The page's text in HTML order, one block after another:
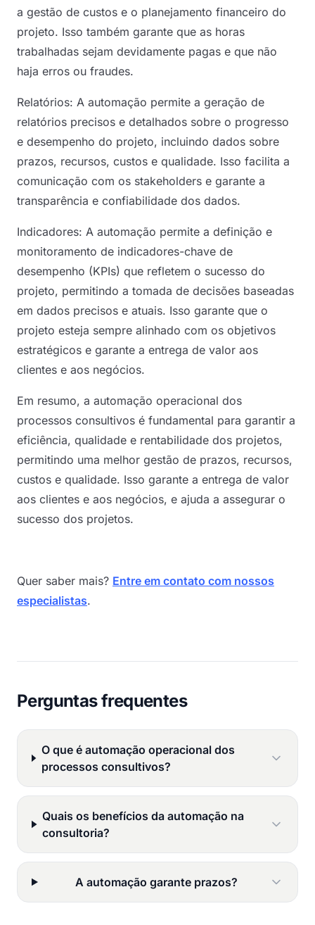
a gestão de custos e o planejamento financeiro do
projeto. Isso também garante que as horas
trabalhadas sejam devidamente pagas e que não
haja erros ou fraudes.
Relatórios: A automação permite a geração de
relatórios precisos e detalhados sobre o progresso
e desempenho do projeto, incluindo dados sobre
prazos, recursos, custos e qualidade. Isso facilita a
comunicação com os stakeholders e garante a
transparência e confiabilidade dos dados.
Indicadores: A automação permite a definição e
monitoramento de indicadores-chave de
desempenho (KPIs) que refletem o sucesso do
projeto, permitindo a tomada de decisões baseadas
em dados precisos e atuais. Isso garante que o
projeto esteja sempre alinhado com os objetivos
estratégicos e garante a entrega de valor aos
clientes e aos negócios.
Em resumo, a automação operacional dos
processos consultivos é fundamental para garantir a
eficiência, qualidade e rentabilidade dos projetos,
permitindo uma melhor gestão de prazos, recursos,
custos e qualidade. Isso garante a entrega de valor
aos clientes e aos negócios, e ajuda a assegurar o
sucesso dos projetos.
Quer saber mais? Entre em contato com nossos
especialistas.
Perguntas frequentes
O que é automação operacional dos
processos consultivos?
Quais os benefícios da automação na
consultoria?
A automação garante prazos?